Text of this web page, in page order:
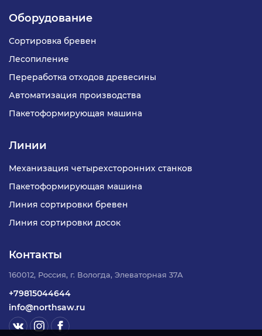
Оборудование
Сортировка бревен
Лесопиление
Переработка отходов древесины
Автоматизация производства
Пакетоформирующая машина
Линии
Механизация четырехсторонних станков
Пакетоформирующая машина
Линия сортировки бревен
Линия сортировки досок
Контакты
160012, Россия, г. Вологда, Элеваторная 37А
+79815044644
info@northsaw.ru